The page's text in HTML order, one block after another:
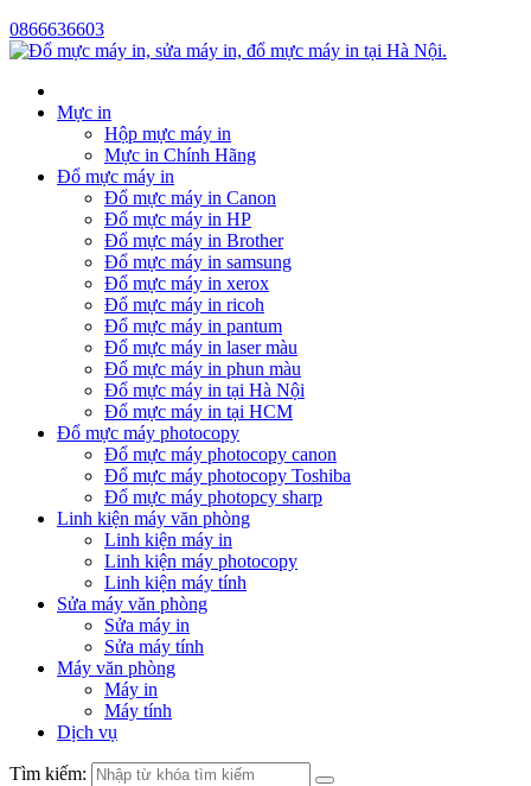
0866636603
Mực in
Hộp mực máy in
Mực in Chính Hãng
Đổ mực máy in
Đổ mực máy in Canon
Đổ mực máy in HP
Đổ mực máy in Brother
Đổ mực máy in samsung
Đổ mực máy in xerox
Đổ mực máy in ricoh
Đổ mực máy in pantum
Đổ mực máy in laser màu
Đổ mực máy in phun màu
Đổ mực máy in tại Hà Nội
Đổ mực máy in tại HCM
Đổ mực máy photocopy
Đổ mực máy photocopy canon
Đổ mực máy photocopy Toshiba
Đổ mực máy photopcy sharp
Linh kiện máy văn phòng
Linh kiện máy in
Linh kiện máy photocopy
Linh kiện máy tính
Sửa máy văn phòng
Sửa máy in
Sửa máy tính
Máy văn phòng
Máy in
Máy tính
Dịch vụ
Tìm kiếm: